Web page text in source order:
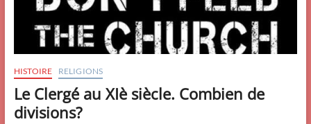
HISTOIRE RELIGIONS
Le Clergé au XIè siècle. Combien de
divisions?